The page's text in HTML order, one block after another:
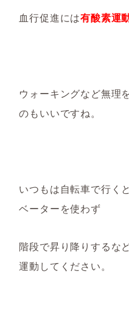
血行促進には有酸素運
ウォーキングなど無理
のもいいですね。
いつもは自転車で行く
ベーターを使わず
階段で昇り降りするな
運動してください。